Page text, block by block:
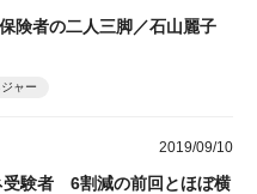
険者の二人三脚／石山麗子
ャー
2019/09/10
受験者 6割減の前回とほぼ横